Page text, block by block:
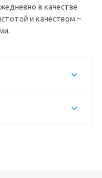
в качестве
и качеством –